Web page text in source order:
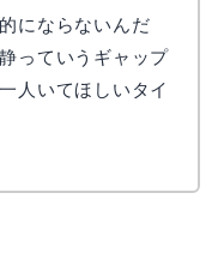
にならないんだ
っていうギャップ
人いてほしいタイ